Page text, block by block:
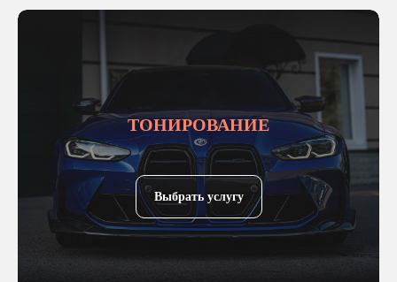
ТОНИРОВАНИЕ
Выбрать услугу